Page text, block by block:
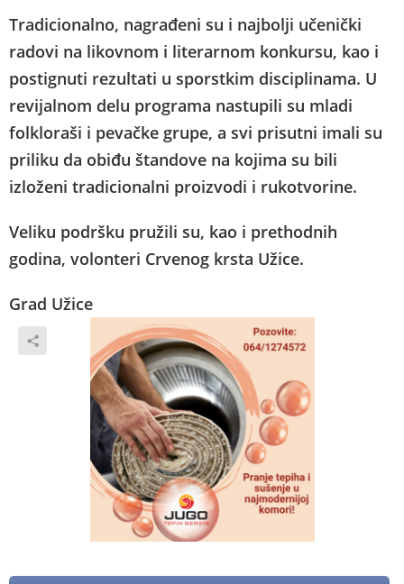
Tradicionalno, nagrađeni su i najbolji učenički
radovi na likovnom i literarnom konkursu, kao i
postignuti rezultati u sporstkim disciplinama. U
revijalnom delu programa nastupili su mladi
folkloraši i pevačke grupe, a svi prisutni imali su
priliku da obiđu štandove na kojima su bili
izloženi tradicionalni proizvodi i rukotvorine.
Veliku podršku pružili su, kao i prethodnih
godina, volonteri Crvenog krsta Užice.
Grad Užice